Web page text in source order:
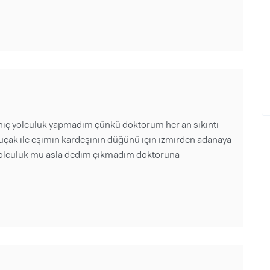
yapmadım çünkü doktorum her an sıkıntı
ile eşimin kardeşinin düğünü için izmirden adanaya
mu asla dedim çıkmadım doktoruna